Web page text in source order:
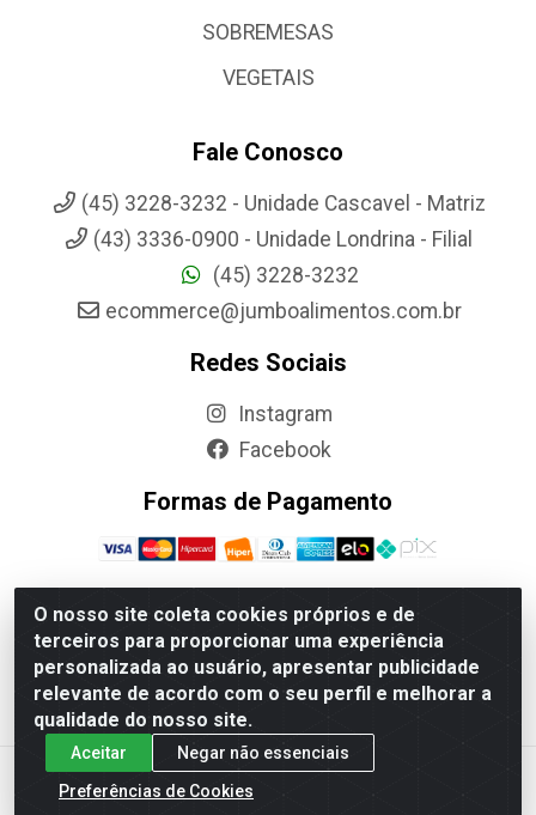
O nosso site coleta cookies próprios e de
terceiros para proporcionar uma experiência
personalizada ao usuário, apresentar publicidade
relevante de acordo com o seu perfil e melhorar a
qualidade do nosso site.
Aceitar
Negar não essenciais
Preferências de Cookies
SOBREMESAS
VEGETAIS
Fale Conosco
(45) 3228-3232 - Unidade Cascavel - Matriz
(43) 3336-0900 - Unidade Londrina - Filial
(45) 3228-3232
ecommerce@jumboalimentos.com.br
Redes Sociais
Instagram
Facebook
Formas de Pagamento
Jumbo Alimentos Cascavel - Matriz - Rua Itatiba Do Sul,
161 - Santos Dumont, Cascavel-PR - CEP 85804-700-
CNPJ 85.522.043/0001-90